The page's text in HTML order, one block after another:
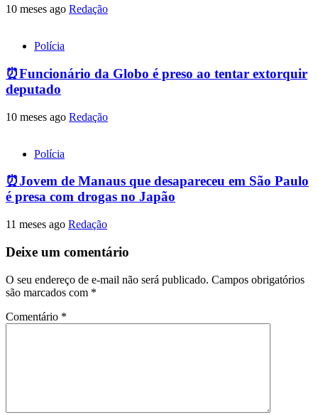
10 meses ago Redação
Polícia
⏰Funcionário da Globo é preso ao tentar extorquir
deputado
10 meses ago Redação
Polícia
⏰Jovem de Manaus que desapareceu em São Paulo
é presa com drogas no Japão
11 meses ago Redação
Deixe um comentário
O seu endereço de e-mail não será publicado. Campos obrigatórios
são marcados com *
Comentário *